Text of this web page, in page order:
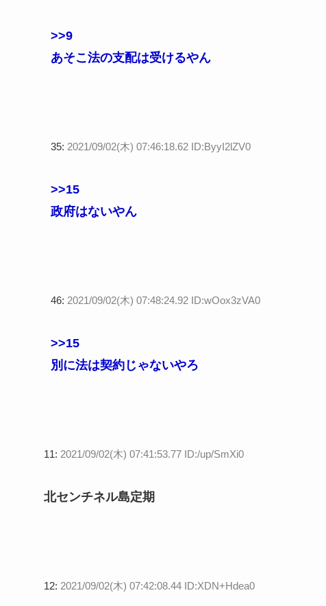
>>9
あそこ法の支配は受けるやん
35: 2021/09/02(木) 07:46:18.62 ID:ByyI2lZV0
>>15
政府はないやん
46: 2021/09/02(木) 07:48:24.92 ID:wOox3zVA0
>>15
別に法は契約じゃないやろ
11: 2021/09/02(木) 07:41:53.77 ID:/up/SmXi0
北センチネル島定期
12: 2021/09/02(木) 07:42:08.44 ID:XDN+Hdea0